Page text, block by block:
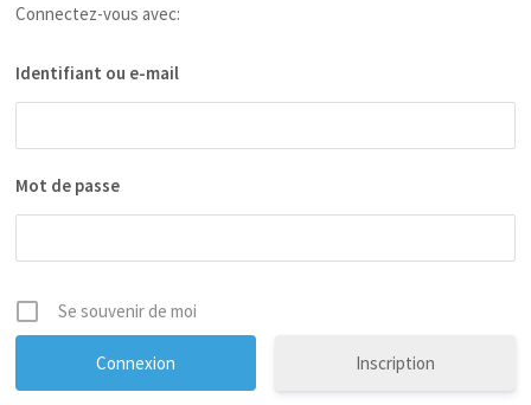
Connectez-vous avec:
Identifiant ou e-mail
Mot de passe
Se souvenir de moi
Inscription